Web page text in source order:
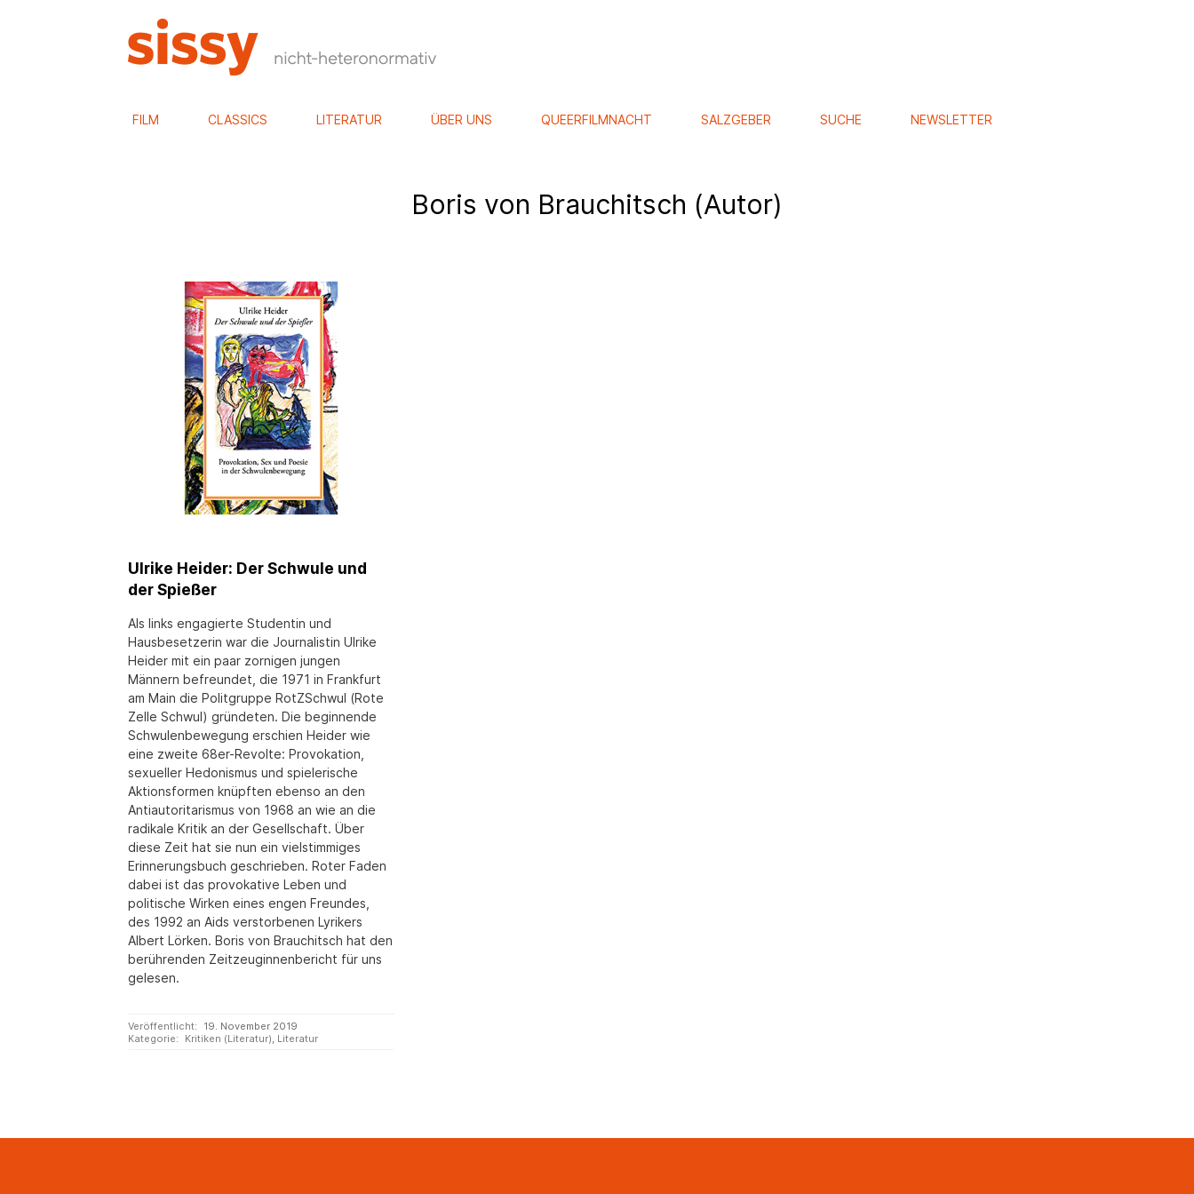
FILM CLASSICS LITERATUR ÜBER UNS QUEERFILMNACHT SALZGEBER SUCHE NEWSLETTER
Boris von Brauchitsch (Autor)
Ulrike Heider: Der Schwule und
der Spießer
Als links engagierte Studentin und
Hausbesetzerin war die Journalistin Ulrike
Heider mit ein paar zornigen jungen
Männern befreundet, die 1971 in Frankfurt
am Main die Politgruppe RotZSchwul (Rote
Zelle Schwul) gründeten. Die beginnende
Schwulenbewegung erschien Heider wie
eine zweite 68er-Revolte: Provokation,
sexueller Hedonismus und spielerische
Aktionsformen knüpften ebenso an den
Antiautoritarismus von 1968 an wie an die
radikale Kritik an der Gesellschaft. Über
diese Zeit hat sie nun ein vielstimmiges
Erinnerungsbuch geschrieben. Roter Faden
dabei ist das provokative Leben und
politische Wirken eines engen Freundes,
des 1992 an Aids verstorbenen Lyrikers
Albert Lörken. Boris von Brauchitsch hat den
berührenden Zeitzeuginnenbericht für uns
gelesen.
Veröffentlicht:
19. November 2019
Kategorie:
Kritiken (Literatur) Literatur